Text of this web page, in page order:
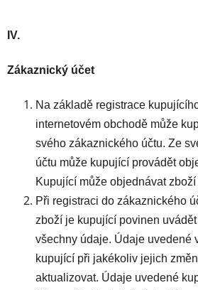
IV.
Zákaznický účet
Na základě registrace
internetovém obchodě může
svého zákaznického účtu. Ze
účtu může kupující provádět
Kupující může objednávat
Při registraci do zákaznického
zboží je kupující povinen
všechny údaje. Údaje uvedené
kupující při jakékoliv jejich
aktualizovat. Údaje uvedené